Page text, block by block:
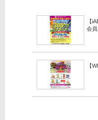
【
会員
【